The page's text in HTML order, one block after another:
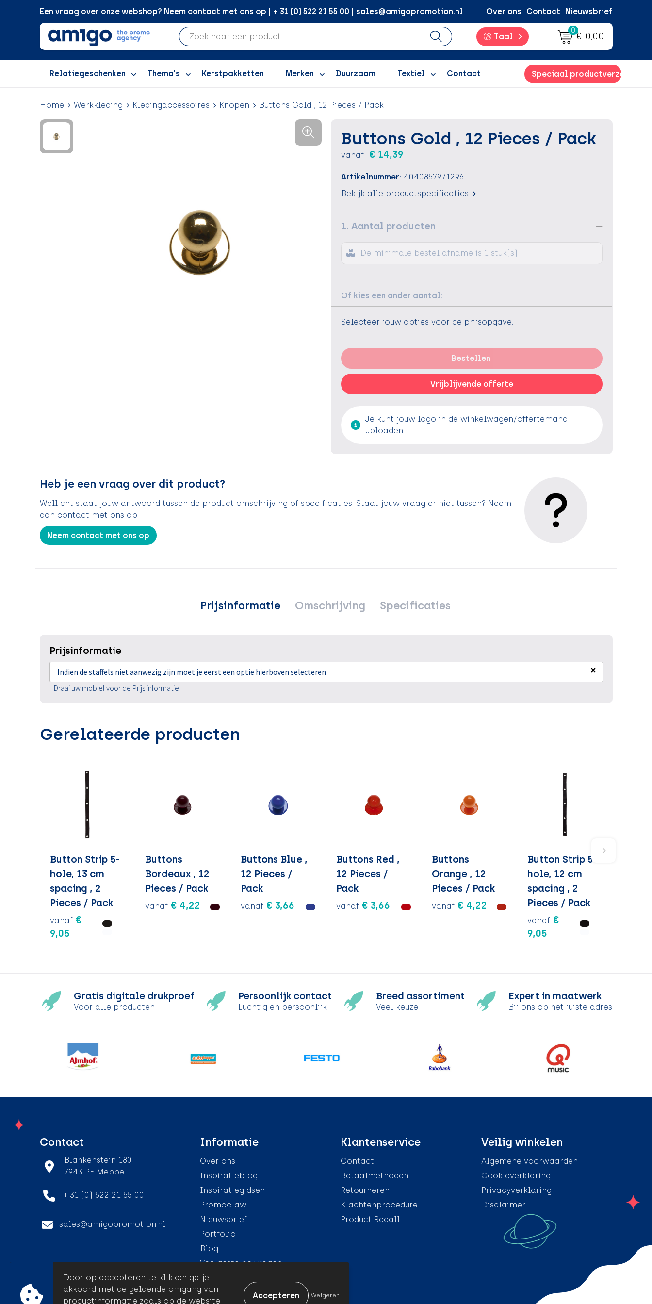
Een vraag over onze webshop? Neem contact met ons op | + 31 (0) 522 21 55 00 | sales@amigopromotion.nl Over ons Contact Nieuwsbrief
Taal
0
€ 0,00
Relatiegeschenken Thema's Kerstpakketten Merken Duurzaam Textiel Contact Speciaal productverzoek
Home Werkkleding Kledingaccessoires Knopen Buttons Gold , 12 Pieces / Pack
Buttons Gold , 12 Pieces / Pack
vanaf € 14,39
Artikelnummer: 4040857971296
Bekijk alle productspecificaties
1. Aantal producten
De minimale bestel afname is 1 stuk(s)
Of kies een ander aantal:
Selecteer jouw opties voor de prijsopgave.
Bestellen
Vrijblijvende offerte
Je kunt jouw logo in de winkelwagen/offertemand
uploaden
Heb je een vraag over dit product?
Wellicht staat jouw antwoord tussen de product omschrijving of specificaties. Staat jouw vraag er niet tussen? Neem
dan contact met ons op
Neem contact met ons op
Prijsinformatie Omschrijving Specificaties
Prijsinformatie
Indien de staffels niet aanwezig zijn moet je eerst een optie hierboven selecteren ×
Draai uw mobiel voor de Prijs informatie
Gerelateerde producten
Button Strip 5-
hole, 13 cm
spacing , 2
Pieces / Pack
vanaf €
9,05
Buttons
Bordeaux , 12
Pieces / Pack
vanaf € 4,22
Buttons Blue ,
12 Pieces /
Pack
vanaf € 3,66
Buttons Red ,
12 Pieces /
Pack
vanaf € 3,66
Buttons
Orange , 12
Pieces / Pack
vanaf € 4,22
Button Strip 5-
hole, 12 cm
spacing , 2
Pieces / Pack
vanaf €
9,05
Gratis digitale drukproef
Voor alle producten
Persoonlijk contact
Luchtig en persoonlijk
Breed assortiment
Veel keuze
Expert in maatwerk
Bij ons op het juiste adres
Contact
Blankenstein 180
7943 PE Meppel
+ 31 (0) 522 21 55 00
sales@amigopromotion.nl
Informatie
Over ons
Inspiratieblog
Inspiratiegidsen
Promoclaw
Nieuwsbrief
Portfolio
Blog
Veelgestelde vragen
Klantenservice
Contact
Betaalmethoden
Retourneren
Klachtenprocedure
Product Recall
Veilig winkelen
Algemene voorwaarden
Cookieverklaring
Privacyverklaring
Disclaimer
Door op accepteren te klikken ga je
akkoord met de geldende omgang van
productinformatie zoals op de website
Weigeren